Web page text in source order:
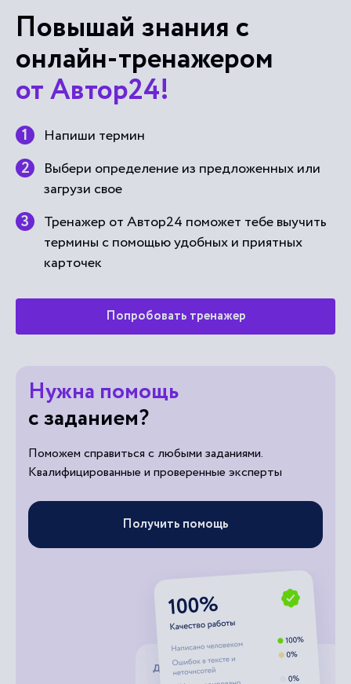
Повышай знания с
онлайн-тренажером
от Автор24!
Напиши термин
Выбери определение из предложенных или
загрузи свое
Тренажер от Автор24 поможет тебе выучить
термины с помощью удобных и приятных
карточек
Попробовать тренажер
Нужна помощь
с заданием?
Поможем справиться с любыми заданиями.
Квалифицированные и проверенные эксперты
Получить помощь